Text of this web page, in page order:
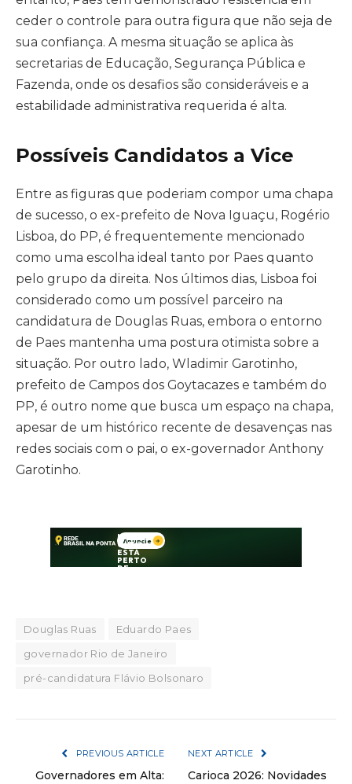
ceder o controle para outra figura que não seja de
sua confiança. A mesma situação se aplica às
secretarias de Educação, Segurança Pública e
Fazenda, onde os desafios são consideráveis e a
estabilidade administrativa requerida é alta.
Possíveis Candidatos a Vice
Entre as figuras que poderiam compor uma chapa
de sucesso, o ex-prefeito de Nova Iguaçu, Rogério
Lisboa, do PP, é frequentemente mencionado
como uma escolha ideal tanto por Paes quanto
pelo grupo da direita. Nos últimos dias, Lisboa foi
considerado como um possível parceiro na
candidatura de Douglas Ruas, embora o entorno
de Paes mantenha uma postura otimista sobre a
situação. Por outro lado, Wladimir Garotinho,
prefeito de Campos dos Goytacazes e também do
PP, é outro nome que busca um espaço na chapa,
apesar de um histórico recente de desavenças nas
redes sociais com o pai, o ex-governador Anthony
Garotinho.
Douglas Ruas
Eduardo Paes
governador Rio de Janeiro
pré-candidatura Flávio Bolsonaro
PREVIOUS ARTICLE
Governadores em Alta:
NEXT ARTICLE
Carioca 2026: Novidades